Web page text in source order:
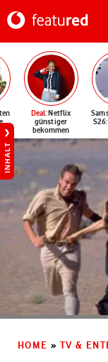
Deal: Netflix
günstiger
bekommen
INHALT
HOME » TV &